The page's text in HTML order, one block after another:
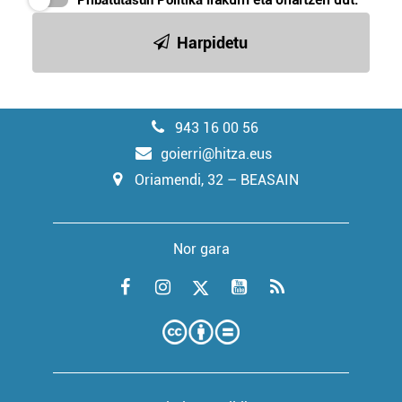
Harpidetu
943 16 00 56
goierri@hitza.eus
Oriamendi, 32 – BEASAIN
Nor gara